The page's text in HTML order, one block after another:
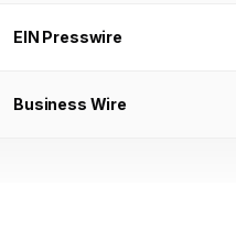
EIN Presswire
Business Wire